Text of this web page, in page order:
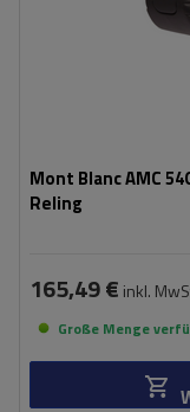
Mont Blanc AMC
Reling
165,49 € inkl.
Große Menge